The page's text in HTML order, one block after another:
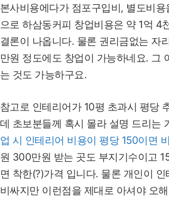
본사비용에다가 점포구입비, 별도비
으로 하삼동커피 창업비용은 약 1억 4
결론이 나옵니다. 물론 권리금없는 자
만원 정도에도 창업이 가능하네요. 그
는 것도 가능하구요.
참고로 인테리어가 10평 초과시 평당
데 초보분들께 혹시 몰라 설명 드리는
업 시 인테리어 비용이 평당 150이면
원 300만원 받는 곳도 부지기수이고
면 착한(?)가격 입니다. 물론 개인이
비싸지만 이런점을 제대로 아셔야 오